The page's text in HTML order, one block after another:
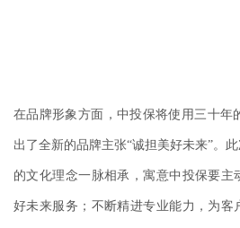
在品牌形象方面，中投保将使用三十年
出了全新的品牌主张“诚担美好未来”。
的文化理念一脉相承，寓意中投保要主
好未来服务；不断精进专业能力，为客